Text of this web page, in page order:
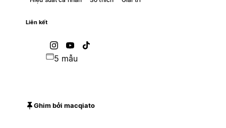
Liên kết
5 mẫu
Ghim bởi macqiato